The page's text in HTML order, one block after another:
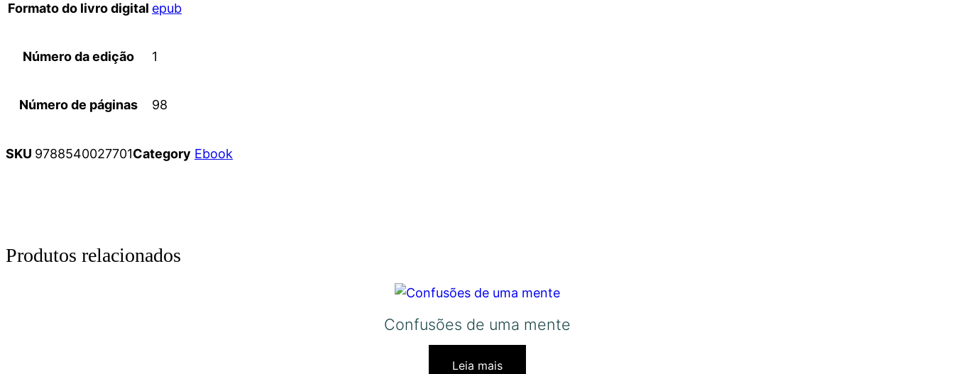
Formato do livro digital epub
Número da edição 1
Número de páginas 98
SKU 9788540027701Category Ebook
Produtos relacionados
Confusões de uma mente
Leia mais